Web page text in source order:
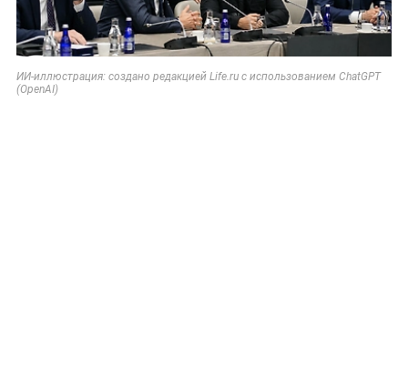
ИИ-иллюстрация: создано редакцией Life.ru с использованием ChatGPT
(OpenAI)